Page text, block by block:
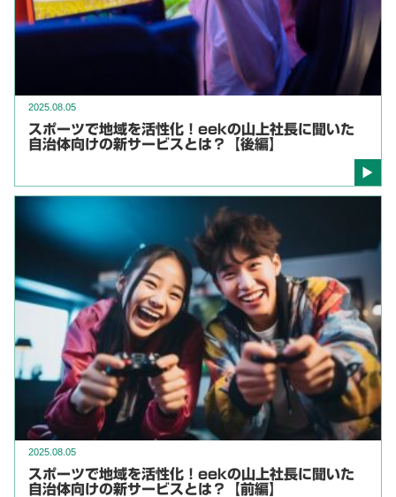
2025.08.05
スポーツで地域を活性化！eekの山上社長に聞いた
自治体向けの新サービスとは？【後編】
2025.08.05
スポーツで地域を活性化！eekの山上社長に聞いた
自治体向けの新サービスとは？【前編】